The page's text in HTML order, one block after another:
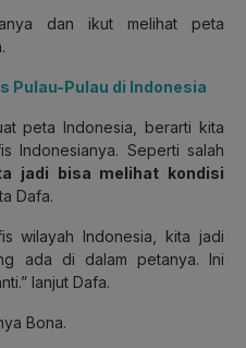
dan ikut melihat peta
Pulau-Pulau di Indonesia
peta Indonesia, berarti kita
Indonesianya. Seperti salah
jadi bisa melihat kondisi
Dafa.
wilayah Indonesia, kita jadi
ada di dalam petanya. Ini
lanjut Dafa.
Bona.